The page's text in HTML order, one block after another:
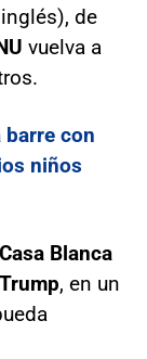
de
vuelva a
con
niños
Casa Blanca
Trump, en un